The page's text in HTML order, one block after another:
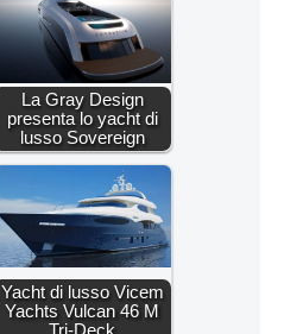
La Gray Design
presenta lo yacht di
lusso Sovereign
Yacht di lusso Vicem
Yachts Vulcan 46 M
Tri-Deck